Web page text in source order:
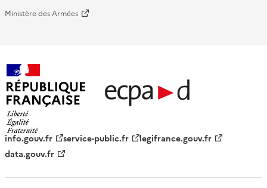
Ministère des Armées
française - ECPAD
info.gouv.fr service-public.fr
legifrance.gouv.fr
data.gouv.fr